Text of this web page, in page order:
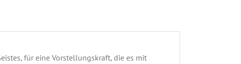
für eine Vorstellungskraft, die es mit